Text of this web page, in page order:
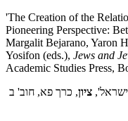
'The Creation of the
Pioneering Perspective:
Margalit Bejarano, Yaron
Yosifon (eds.), Jews and
Academic Studies Press,
ציון, כרך פא, חוב' ב